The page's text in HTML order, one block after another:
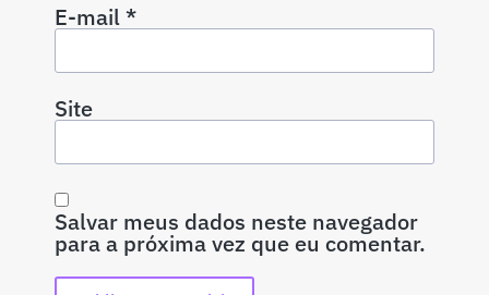
E-mail*
Site
Salvar meus dados neste navegador
para a próxima vez que eu comentar.